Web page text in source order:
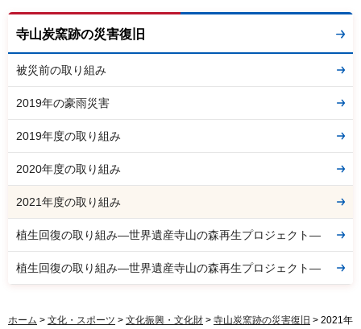
寺山炭窯跡の災害復旧
被災前の取り組み
2019年の豪雨災害
2019年度の取り組み
2020年度の取り組み
2021年度の取り組み
植生回復の取り組み―世界遺産寺山の森再生プロジェクト―
植生回復の取り組み―世界遺産寺山の森再生プロジェクト―
ホーム > 文化・スポーツ > 文化振興・文化財 > 寺山炭窯跡の災害復旧 > 2021年